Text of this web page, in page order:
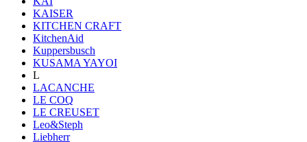
KAISER
KITCHEN CRAFT
KitchenAid
Kuppersbusch
KUSAMA YAYOI
L
LACANCHE
LE COQ
LE CREUSET
Leo&Steph
Liebherr